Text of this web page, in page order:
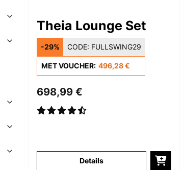
Theia Lounge Set
-29% CODE: FULLSWING29
MET VOUCHER: 496,28 €
698,99 €
Details